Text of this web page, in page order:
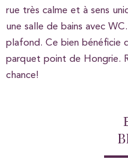
rue très calme et à sens
une salle de bains avec
plafond. Ce bien bénéficie
parquet point de Hongrie.
chance!